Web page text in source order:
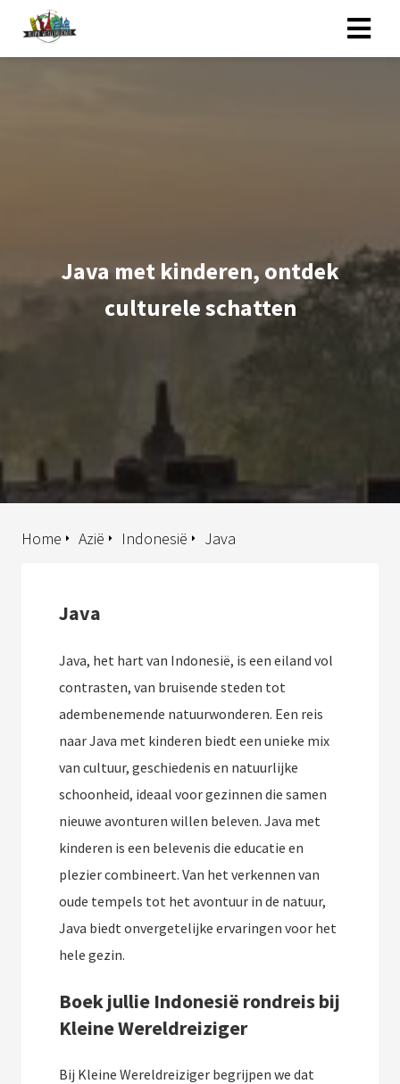
Java met kinderen, ontdek
culturele schatten
Java
Indonesië
Azië
Home
Java
Java, het hart van Indonesië, is een eiland vol
contrasten, van bruisende steden tot
adembenemende natuurwonderen. Een reis
naar Java met kinderen biedt een unieke mix
van cultuur, geschiedenis en natuurlijke
schoonheid, ideaal voor gezinnen die samen
nieuwe avonturen willen beleven. Java met
kinderen is een belevenis die educatie en
plezier combineert. Van het verkennen van
oude tempels tot het avontuur in de natuur,
Java biedt onvergetelijke ervaringen voor het
hele gezin.
Boek jullie Indonesië rondreis bij
Kleine Wereldreiziger
Bij Kleine Wereldreiziger begrijpen we dat